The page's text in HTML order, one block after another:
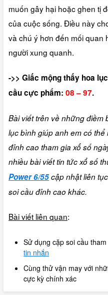
muốn gây hại hoặc ghen tị
của cuộc sống. Điều này
và chú ý hơn đến mối quan
người xung quanh.
->> Giấc mộng thấy hoa
cầu cực phẩm: 08 – 97.
Bài viết trên về những điềm
lục bình giúp anh em có
đỉnh cao tham gia xổ số
nhiều bài viết tin tức xổ số
Power 6/55cập nhật liên
soi cầu đỉnh cao khác.
Bài viết liên quan:
Sử dụng cặp soi cầu
tin nhắn
Cùng thử vận may với
cực kỳ chính xác